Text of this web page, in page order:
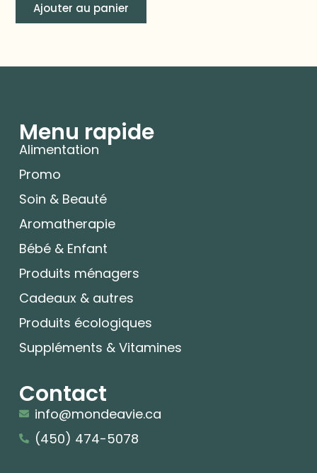
Ajouter au panier
Menu rapide
Alimentation
Promo
Soin & Beauté
Aromatherapie
Bébé & Enfant
Produits ménagers
Cadeaux & autres
Produits écologiques
Suppléments & Vitamines
Contact
info@mondeavie.ca
(450) 474-5078